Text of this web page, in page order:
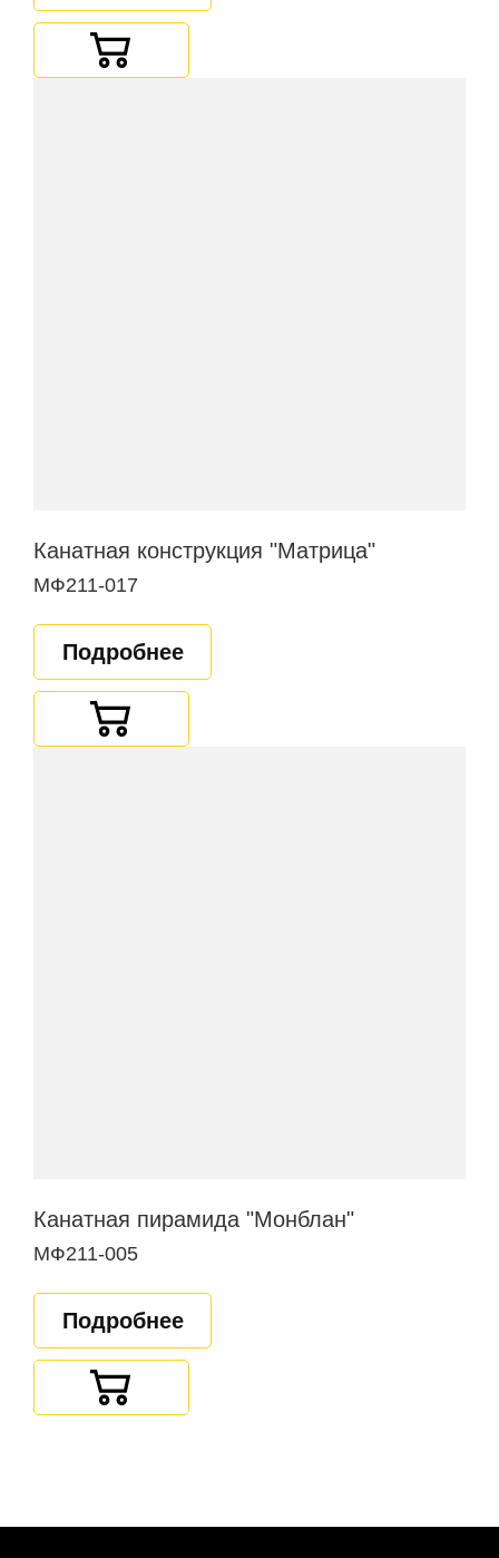
Канатная конструкция "Матрица"
МФ211-017
Подробнее
Канатная пирамида "Монблан"
МФ211-005
Подробнее